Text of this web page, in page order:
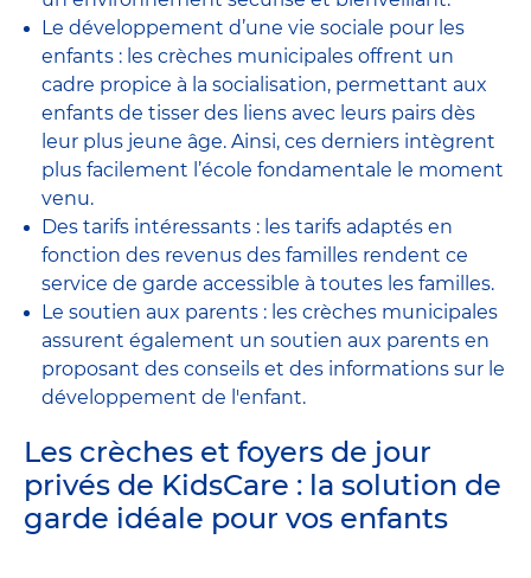
Le développement d’une vie sociale pour les
enfants : les crèches municipales offrent un
cadre propice à la socialisation, permettant aux
enfants de tisser des liens avec leurs pairs dès
leur plus jeune âge. Ainsi, ces derniers intègrent
plus facilement l’école fondamentale le moment
venu.
Des tarifs intéressants : les tarifs adaptés en
fonction des revenus des familles rendent ce
service de garde accessible à toutes les familles.
Le soutien aux parents : les crèches municipales
assurent également un soutien aux parents en
proposant des conseils et des informations sur le
développement de l'enfant.
Les crèches et foyers de jour
privés de KidsCare : la solution de
garde idéale pour vos enfants